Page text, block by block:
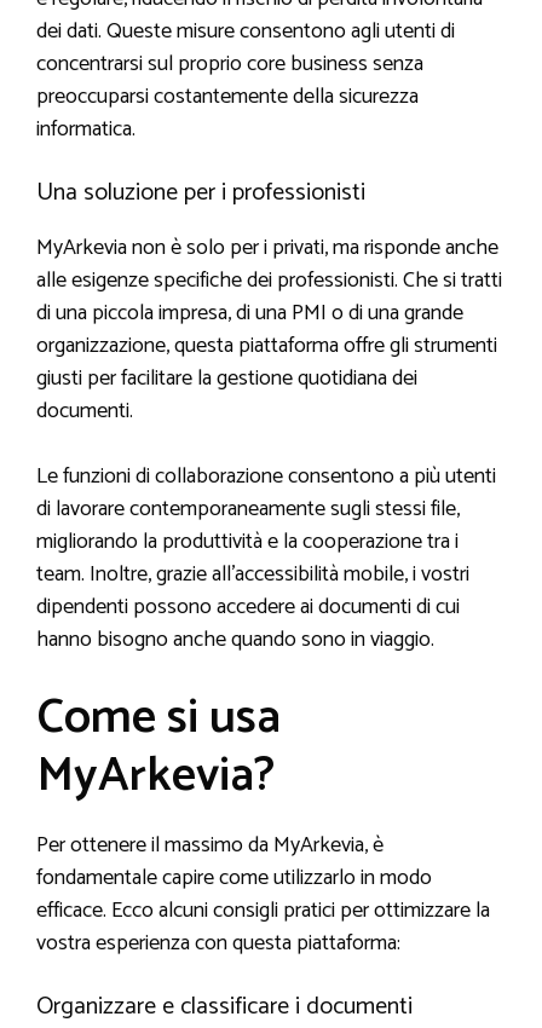
dei dati. Queste misure consentono agli utenti di
concentrarsi sul proprio core business senza
preoccuparsi costantemente della sicurezza
informatica.
Una soluzione per i professionisti
MyArkevia non è solo per i privati, ma risponde anche
alle esigenze specifiche dei professionisti. Che si tratti
di una piccola impresa, di una PMI o di una grande
organizzazione, questa piattaforma offre gli strumenti
giusti per facilitare la gestione quotidiana dei
documenti.
Le funzioni di collaborazione consentono a più utenti
di lavorare contemporaneamente sugli stessi file,
migliorando la produttività e la cooperazione tra i
team. Inoltre, grazie all’accessibilità mobile, i vostri
dipendenti possono accedere ai documenti di cui
hanno bisogno anche quando sono in viaggio.
Come si usa
MyArkevia?
Per ottenere il massimo da MyArkevia, è
fondamentale capire come utilizzarlo in modo
efficace. Ecco alcuni consigli pratici per ottimizzare la
vostra esperienza con questa piattaforma:
Organizzare e classificare i documenti